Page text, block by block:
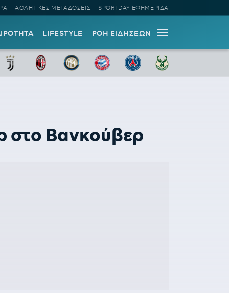
ΑΘΛΗΤΙΚΕΣ ΜΕΤΑΔΟΣΕΙΣ SPORTDAY ΕΦΗΜΕΡΙΔΑ
LIFESTYLE ΡΟΗ ΕΙΔΗΣΕΩΝ
στο Βανκούβερ